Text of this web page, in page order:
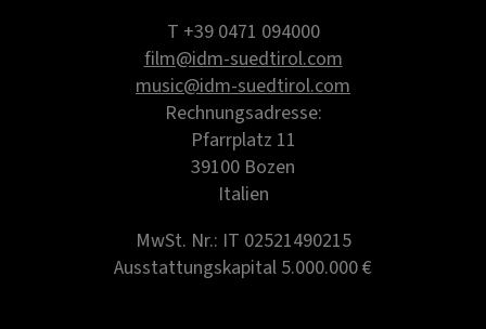
T +39 0471 094000
film@idm-suedtirol.com
music@idm-suedtirol.com
Rechnungsadresse:
Pfarrplatz 11
39100 Bozen
Italien
MwSt. Nr.: IT 02521490215
Ausstattungskapital 5.000.000 €